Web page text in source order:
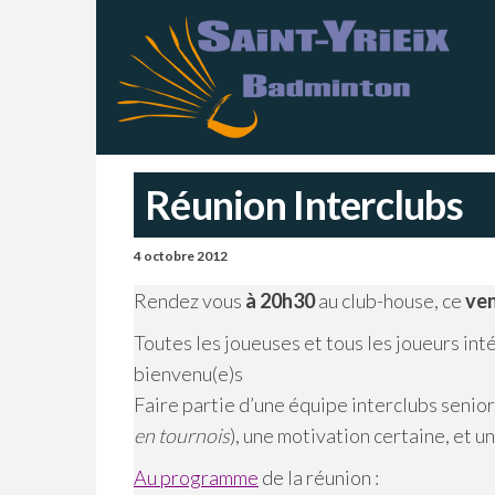
Réunion Interclubs
4 octobre 2012
Rendez vous à 20h30au club-house, ce
Toutes les joueuses et tous les joueurs
bienvenu(e)s
Faire partie d’une équipe interclubs
en tournois), une motivation certaine, et
Au programme de la réunion :